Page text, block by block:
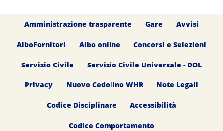
Amministrazione trasparente Gare Avvisi
AlboFornitori Albo online Concorsi e Selezioni
Servizio Civile Servizio Civile Universale - DOL
Privacy Nuovo Cedolino WHR Note Legali
Codice Disciplinare Accessibilità
Codice Comportamento